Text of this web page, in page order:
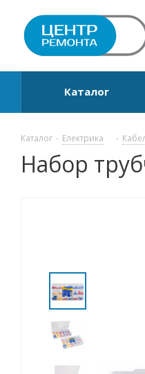
Каталог
Каталог - Електрика -
Набор